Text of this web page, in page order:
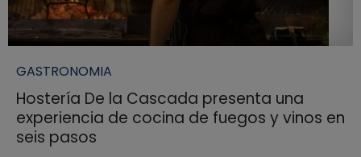
GASTRONOMIA
Hostería De la Cascada presenta una
experiencia de cocina de fuegos y vinos en
seis pasos